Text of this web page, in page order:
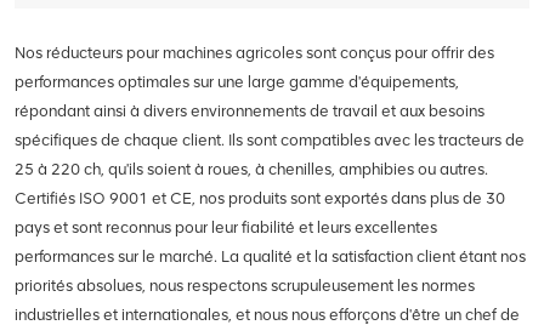
Nos réducteurs pour machines agricoles sont conçus pour offrir des
performances optimales sur une large gamme d'équipements,
répondant ainsi à divers environnements de travail et aux besoins
spécifiques de chaque client. Ils sont compatibles avec les tracteurs de
25 à 220 ch, qu'ils soient à roues, à chenilles, amphibies ou autres.
Certifiés ISO 9001 et CE, nos produits sont exportés dans plus de 30
pays et sont reconnus pour leur fiabilité et leurs excellentes
performances sur le marché. La qualité et la satisfaction client étant nos
priorités absolues, nous respectons scrupuleusement les normes
industrielles et internationales, et nous nous efforçons d'être un chef de